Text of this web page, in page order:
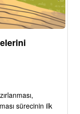
sürecinin ilk